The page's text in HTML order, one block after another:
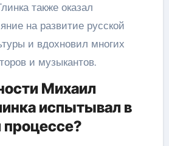
также оказал
на развитие русской
и вдохновил многих
и музыкантов.
Михаил
испытывал в